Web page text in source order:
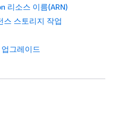
리소스 이름(ARN)
스 스토리지 작업
그레이드